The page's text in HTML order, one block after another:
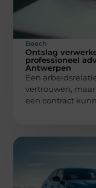
Beech
Ontslag
professioneel
Antwerpen
Een
vertrouwen,
een contract